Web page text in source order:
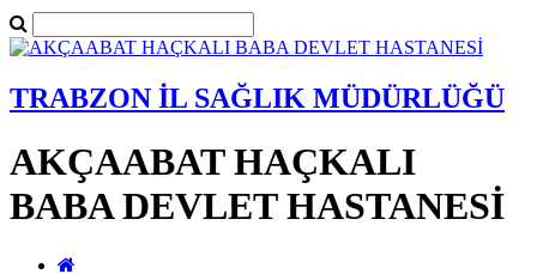
TRABZON İL SAĞLIK MÜDÜRLÜĞÜ
AKÇAABAT HAÇKALI
BABA DEVLET HASTANESİ